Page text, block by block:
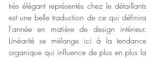
très élégant représentés chez le détaillants
est une belle traduction de ce qui définira
l'année en matière de design intérieur.
Linéarité se mélange ici à la tendance
organique qui influence de plus en plus la